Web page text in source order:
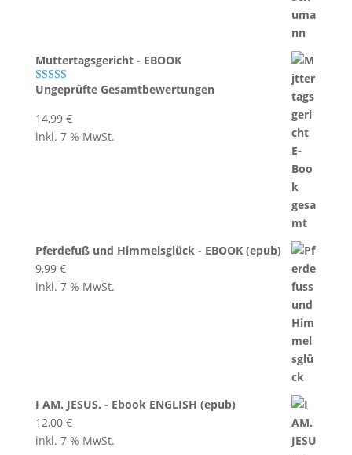
Muttertagsgericht - EBOOK
Bewertet mit
Ungeprüfte Gesamtbewertungen
14,99 €
inkl. 7 % MwSt.
Pferdefuß und Himmelsglück - EBOOK (epub)
9,99 €
inkl. 7 % MwSt.
I AM. JESUS. - Ebook ENGLISH (epub)
12,00 €
inkl. 7 % MwSt.